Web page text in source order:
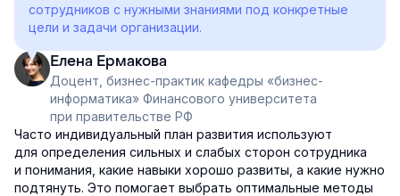
сотрудников с нужными знаниями под конкретные
цели и задачи организации.
Елена Ермакова
Доцент, бизнес-практик кафедры «бизнес-
информатика» Финансового университета
при правительстве РФ
Часто индивидуальный план развития используют
для определения сильных и слабых сторон сотрудника
и понимания, какие навыки хорошо развиты, а какие нужно
подтянуть. Это помогает выбрать оптимальные методы